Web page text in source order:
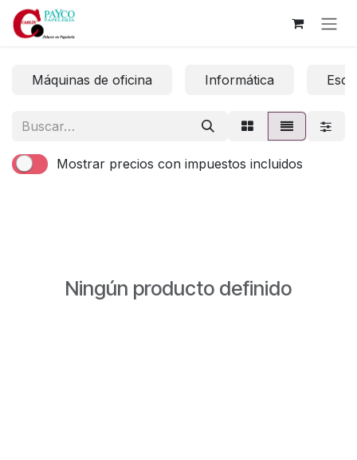
Ir al contenido
Máquinas de oficina Informática
Mostrar precios con impuestos incluidos
Ningún producto definido